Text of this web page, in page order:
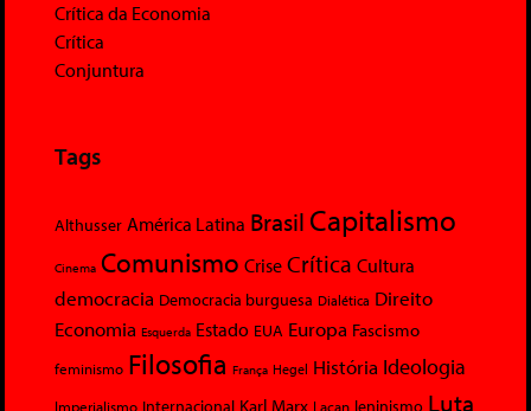
Crítica da Economia
Crítica
Conjuntura
Tags
Althusser América Latina Brasil Capitalismo
Cinema Comunismo Crise Crítica Cultura
democracia Democracia burguesa Dialética Direito
Economia Esquerda Estado EUA Europa Fascismo
feminismo Filosofia França Hegel História Ideologia
Imperialismo Internacional Karl Marx Lacan leninismo Luta